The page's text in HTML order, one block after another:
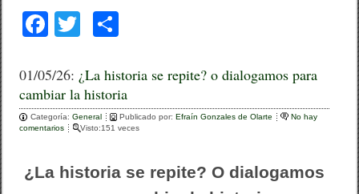
F
c
e
b
o
T
tt
er
m
p
ar
01/05/26: ¿La historia se repite? o dialogamos para
cambiar la historia
Categoría:General Publicado por:Efraín Gonzales de Olarte
No hay
comentarios
Visto:151 veces
¿La historia se repite? O dialogamos